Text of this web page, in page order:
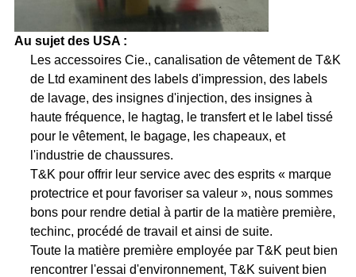
Au sujet des USA :
Les accessoires Cie., canalisation de vêtement de T&K
de Ltd examinent des labels d'impression, des labels
de lavage, des insignes d'injection, des insignes à
haute fréquence, le hagtag, le transfert et le label tissé
pour le vêtement, le bagage, les chapeaux, et
l'industrie de chaussures.
T&K pour offrir leur service avec des esprits « marque
protectrice et pour favoriser sa valeur », nous sommes
bons pour rendre detial à partir de la matière première,
techinc, procédé de travail et ainsi de suite.
Toute la matière première employée par T&K peut bien
rencontrer l'essai d'environnement, T&K suivent bien